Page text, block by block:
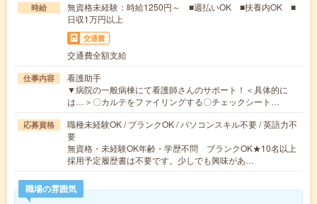
時給
無資格未経験：時給1250円～ ■週払いOK ■扶養内OK ■
日収1万円以上
交通費
交通費全額支給
仕事内容
看護助手
▼病院の一般病棟にて看護師さんのサポート！＜具体的に
は…＞〇カルテをファイリングする〇チェックシート…
応募資格
職種未経験OK / ブランクOK / パソコンスキル不要 / 英語力不
要
無資格・未経験OK年齢・学歴不問 ブランクOK★10名以上
採用予定履歴書は不要です。少しでも興味があ…
職場の雰囲気